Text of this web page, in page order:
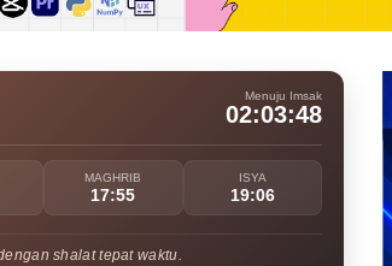
Menuju Imsak
02:03:47
MAGHRIB
17:55
ISYA
19:06
shalat tepat waktu.